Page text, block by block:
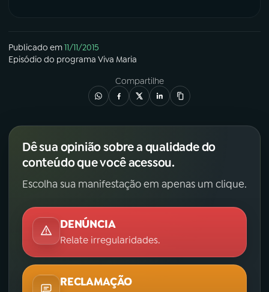
Publicado em11/11/2015
Episódio do programa Viva Maria
Compartilhe
Dê sua opinião sobre a qualidade do
conteúdo que você acessou.
Escolha sua manifestação em apenas um clique.
DENÚNCIA
Relate irregularidades.
RECLAMAÇÃO